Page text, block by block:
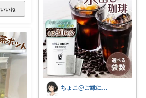
いいね
ちょこ@ご縁に感謝致します💗